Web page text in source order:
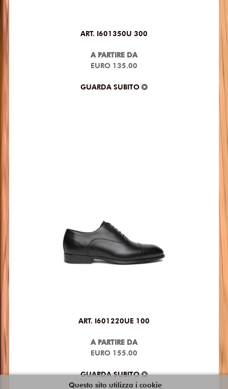
ART. I601350U 300
A PARTIRE DA
EURO 135.00
GUARDA SUBITO
ART. I601220UE 100
A PARTIRE DA
EURO 155.00
GUARDA SUBITO
Questo sito utilizza i cookie